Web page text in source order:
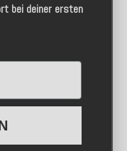
bei deiner ersten